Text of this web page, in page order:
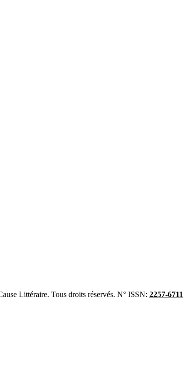
Littéraire. Tous droits réservés. N° ISSN: 2257-6711